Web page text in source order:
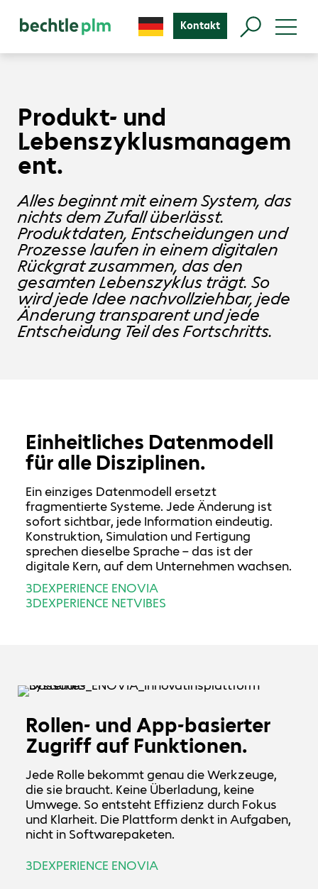
Kontakt
Produkt- und
Lebenszyklusmanagem
ent.
Alles beginnt mit einem System, das
nichts dem Zufall überlässt.
Produktdaten, Entscheidungen und
Prozesse laufen in einem digitalen
Rückgrat zusammen, das den
gesamten Lebenszyklus trägt. So
wird jede Idee nachvollziehbar, jede
Änderung transparent und jede
Entscheidung Teil des Fortschritts.
Einheitliches Datenmodell
für alle Disziplinen.
Ein einziges Datenmodell ersetzt
fragmentierte Systeme. Jede Änderung ist
sofort sichtbar, jede Information eindeutig.
Konstruktion, Simulation und Fertigung
sprechen dieselbe Sprache – das ist der
digitale Kern, auf dem Unternehmen wachsen.
3DEXPERIENCE ENOVIA
3DEXPERIENCE NETVIBES
Rollen- und App-basierter
Zugriff auf Funktionen.
Jede Rolle bekommt genau die Werkzeuge,
die sie braucht. Keine Überladung, keine
Umwege. So entsteht Effizienz durch Fokus
und Klarheit. Die Plattform denkt in Aufgaben,
nicht in Softwarepaketen.
3DEXPERIENCE ENOVIA